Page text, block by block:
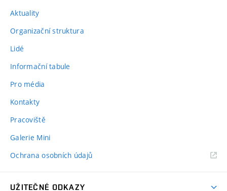
Aktuality
Organizační struktura
Lidé
Informační tabule
Pro média
Kontakty
Pracoviště
Galerie Mini
Ochrana osobních údajů
UŽITEČNÉ ODKAZY